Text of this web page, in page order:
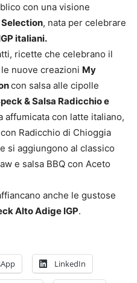
con una visione
, nata per celebrare
italiani.
ricette che celebrano il
nuove creazioni My
con salsa alle cipolle
& Salsa Radicchio e
affumicata con latte italiano,
Radicchio di Chioggia
si aggiungono al classico
e salsa BBQ con Aceto
anche le gustose
Alto Adige IGP.
LinkedIn